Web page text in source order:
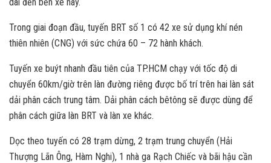
Trong giai đoạn đầu, tuyến BRT số 1 có 42 xe sử dụng khí nén
thiên nhiên (CNG) với sức chứa 60 – 72 hành khách.
Tuyến xe buýt nhanh đầu tiên của TP.HCM chạy với tốc độ di
chuyển 60km/giờ trên làn đường riêng được bố trí trên hai làn sát
dải phân cách trung tâm. Dải phân cách bêtông sẽ được dùng để
phân cách giữa làn BRT và làn xe khác.
Dọc theo tuyến có 28 trạm dừng, 2 trạm trung chuyển (Hải
Thượng Lãn Ông, Hàm Nghi), 1 nhà ga Rạch Chiếc và bãi hậu cần